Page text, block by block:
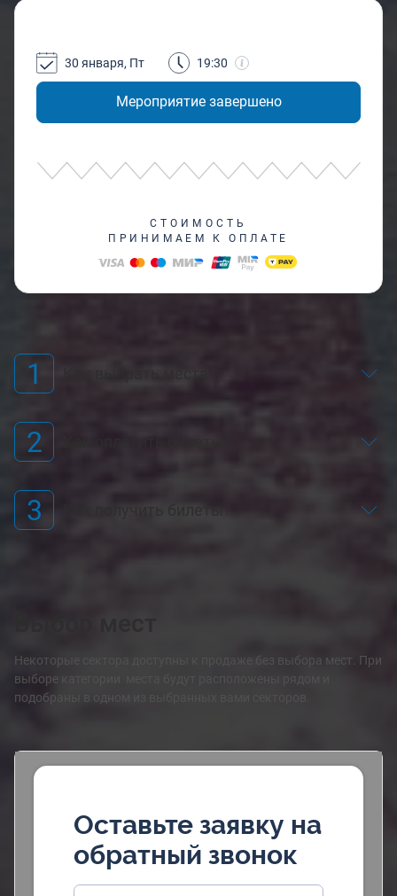
Мероприятие завершено
30 января, Пт 19:30
СТОИМОСТЬ
ПРИНИМАЕМ К ОПЛАТЕ
1
2
3 Как получить билеты?
Некоторые сектора доступны к продаже без выбора мест. При
выборе категории места будут расположены рядом и
подобраны в одном из выбранных вами секторов.
Оставьте заявку на
обратный звонок